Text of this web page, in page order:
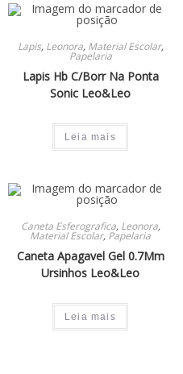
Lapis, Leonora, Material Escolar,
Papelaria
Lapis Hb C/Borr Na Ponta
Sonic Leo&Leo
Leia mais
Caneta Esferografica, Leonora,
Material Escolar, Papelaria
Caneta Apagavel Gel 0.7Mm
Ursinhos Leo&Leo
Leia mais